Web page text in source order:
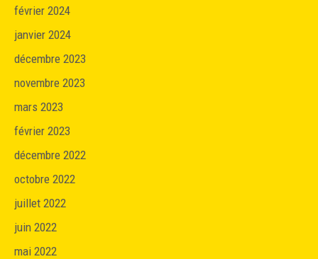
février 2024
janvier 2024
décembre 2023
novembre 2023
mars 2023
février 2023
décembre 2022
octobre 2022
juillet 2022
juin 2022
mai 2022